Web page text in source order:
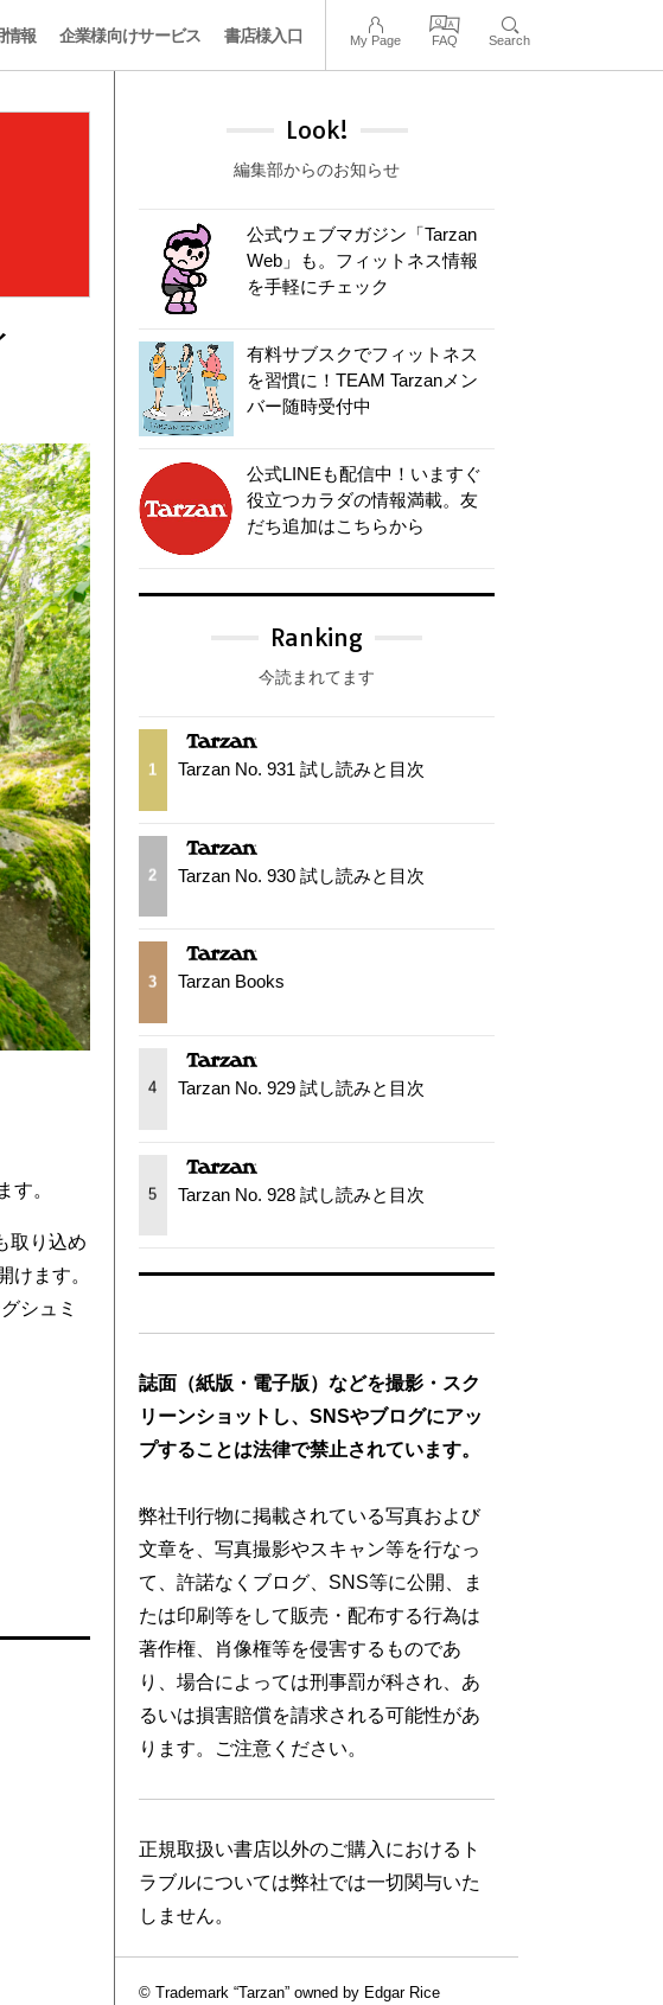
情報 企業様向けサービス 書店様入口 My Page FAQ Search
す。
取り込め
けます。
シュミ
Look!
編集部からのお知らせ
公式ウェブマガジン「Tarzan
Web」も。フィットネス情報
を手軽にチェック
有料サブスクでフィットネス
を習慣に！TEAM Tarzanメン
バー随時受付中
公式LINEも配信中！いますぐ
役立つカラダの情報満載。友
だち追加はこちらから
Ranking
今読まれてます
1 Tarzan No. 931 試し読みと目次
2 Tarzan No. 930 試し読みと目次
3 Tarzan Books
4 Tarzan No. 929 試し読みと目次
5 Tarzan No. 928 試し読みと目次
誌面（紙版・電子版）などを撮影・スク
リーンショットし、SNSやブログにアッ
プすることは法律で禁止されています。
弊社刊行物に掲載されている写真および
文章を、写真撮影やスキャン等を行なっ
て、許諾なくブログ、SNS等に公開、ま
たは印刷等をして販売・配布する行為は
著作権、肖像権等を侵害するものであ
り、場合によっては刑事罰が科され、あ
るいは損害賠償を請求される可能性があ
ります。ご注意ください。
正規取扱い書店以外のご購入におけるト
ラブルについては弊社では一切関与いた
しません。
© Trademark “Tarzan” owned by Edgar Rice